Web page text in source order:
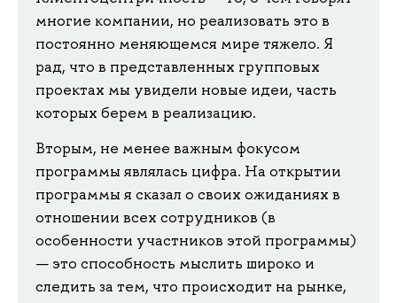
многие компании, но реализовать это в
постоянно меняющемся мире тяжело. Я
рад, что в представленных групповых
проектах мы увидели новые идеи, часть
которых берем в реализацию.
Вторым, не менее важным фокусом
программы являлась цифра. На открытии
программы я сказал о своих ожиданиях в
отношении всех сотрудников (в
особенности участников этой программы)
— это способность мыслить широко и
следить за тем, что происходит на рынке,